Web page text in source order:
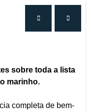
sobre toda a lista
marinho.
completa de bem-